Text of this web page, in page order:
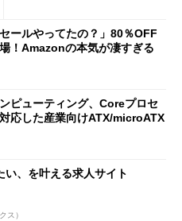
ut」が明...
セールやってたの？」80％OFF
！Amazonの本気が凄すぎる
ピューティング、Coreプロセ
応した産業向けATX/microATX
い、を叶える求人サイト
ス）